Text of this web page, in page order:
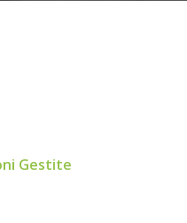
Gestite